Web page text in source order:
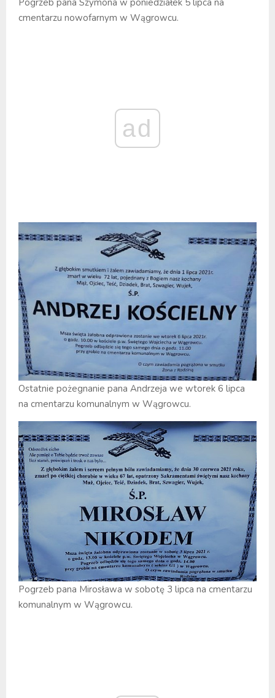
cmentarzu nowofarnym w Wągrowcu.
ad
Ostatnie pożegnanie pana Andrzeja we wtorek 6 lipca
na cmentarzu komunalnym w Wągrowcu.
Pogrzeb pana Mirosława w sobotę 3 lipca na cmentarzu
komunalnym w Wągrowcu.